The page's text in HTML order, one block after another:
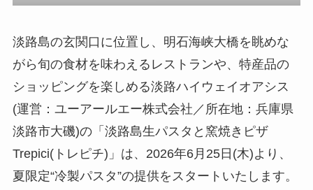
淡路島の玄関口に位置し、明石海峡大橋を眺めな
がら旬の食材を味わえるレストランや、特産品の
ショッピングを楽しめる淡路ハイウェイオアシス
(運営：ユーアールエー株式会社／所在地：兵庫県
淡路市大磯)の「淡路島生パスタと窯焼きピザ
Trepici(トレピチ)」は、2026年6月25日(木)より、
夏限定“冷製パスタ”の提供をスタートいたします。